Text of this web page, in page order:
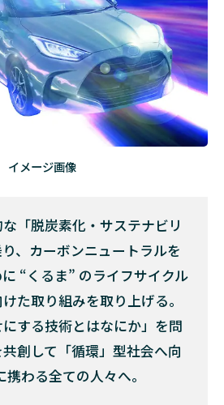
イメージ画像
「脱炭素化・サステナビリ
、カーボンニュートラルを
“くるま” のライフサイクル
た取り組みを取り上げる。
にする技術とはなにか」を問
創して「循環」型社会へ向
わる全ての人々へ。